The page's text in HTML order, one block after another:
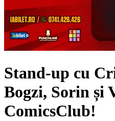
Stand-up cu
Bogzi, Sorin și
ComicsClub!